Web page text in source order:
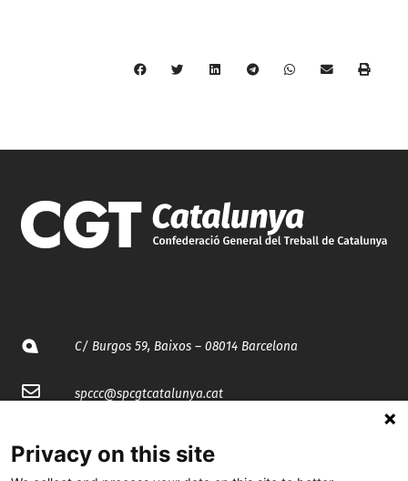
C/ Burgos 59, Baixos – 08014 Barcelona
spccc@spcgtcatalunya.cat
Privacy on this site